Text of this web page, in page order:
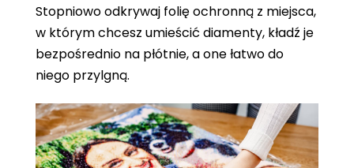
Stopniowo odkrywaj folię ochronną z miejsca,
w którym chcesz umieścić diamenty, kładź je
bezpośrednio na płótnie, a one łatwo do
niego przylgną.